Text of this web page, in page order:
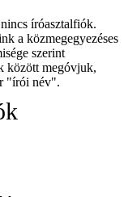
íróasztalfiók.
a közmegegyezéses
szerint
között megóvjuk,
"írói név".